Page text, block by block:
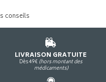
conseils
LIVRAISON GRATUITE
Dès 49€ (hors montant des
médicaments)